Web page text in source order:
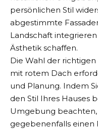
persönlichen Stil
abgestimmte
Landschaft
Ästhetik schaffen.
Die Wahl der
mit rotem Dach
und Planung. Indem
den Stil Ihres Hauses
Umgebung
gegebenenfalls einen